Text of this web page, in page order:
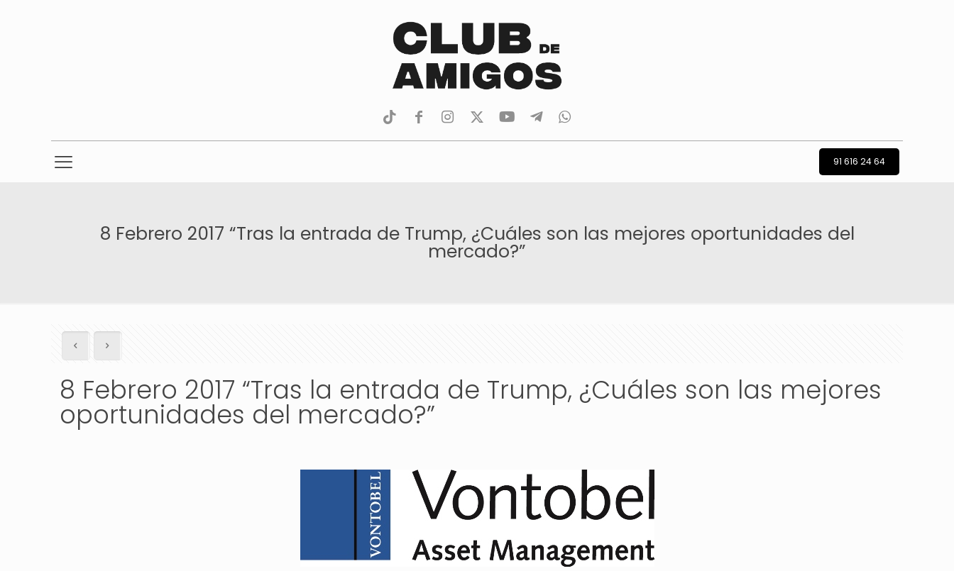
tiktokfacebookinstagram
TwitterYoutubeTelegramwhatsapp
91 616 24 64
8 Febrero 2017 “Tras la entrada de Trump, ¿Cuáles son las mejores oportunidades del
mercado?”
8 Febrero 2017 “Tras la entrada de Trump, ¿Cuáles son las mejores
oportunidades del mercado?”